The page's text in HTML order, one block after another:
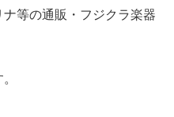
等の通販・フジクラ楽器